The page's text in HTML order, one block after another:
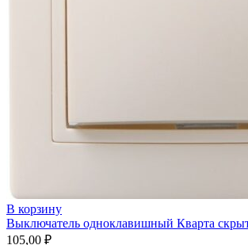
В корзину
Выключатель одноклавишный Кварта
105,00 ₽